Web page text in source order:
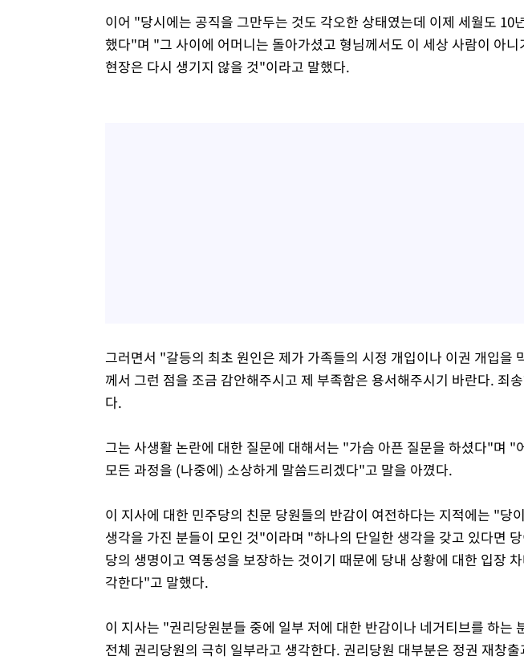
이어 "당시에는 공직을 그만두는 것도 각오한 상태였는데 이제 세월도 10
했다"며 "그 사이에 어머니는 돌아가셨고 형님께서도 이 세상 사람이 아
현장은 다시 생기지 않을 것"이라고 말했다.
그러면서 "갈등의 최초 원인은 제가 가족들의 시정 개입이나 이권 개입을
께서 그런 점을 조금 감안해주시고 제 부족함은 용서해주시기 바란다. 죄
다.
그는 사생활 논란에 대한 질문에 대해서는 "가슴 아픈 질문을 하셨다"며 "
모든 과정을 (나중에) 소상하게 말씀드리겠다"고 말을 아꼈다.
이 지사에 대한 민주당의 친문 당원들의 반감이 여전하다는 지적에는 "당
생각을 가진 분들이 모인 것"이라며 "하나의 단일한 생각을 갖고 있다면
당의 생명이고 역동성을 보장하는 것이기 때문에 당내 상황에 대한 입장
각한다"고 말했다.
이 지사는 "권리당원분들 중에 일부 저에 대한 반감이나 네거티브를 하는
전체 권리당원의 극히 일부라고 생각한다. 권리당원 대부분은 정권 재창